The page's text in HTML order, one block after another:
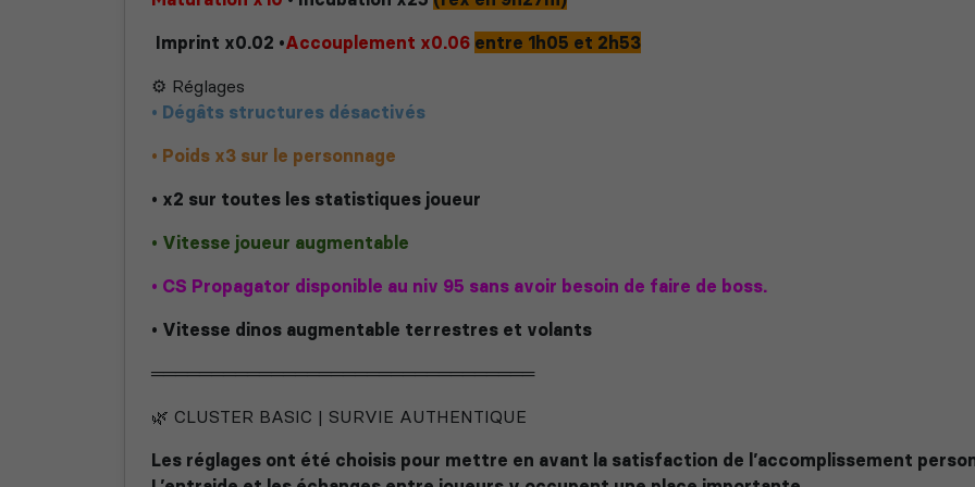
Imprint x0.02 •Accouplement x0.06 entre 1h05 et 2h53
⚙️ Réglages
• Dégâts structures désactivés
• Poids x3 sur le personnage
• x2 sur toutes les statistiques joueur
• Vitesse joueur augmentable
• CS Propagator disponible au niv 95 sans avoir besoin de faire de boss.
• Vitesse dinos augmentable terrestres et volants
════════════════════════════════
🌿 CLUSTER BASIC | SURVIE AUTHENTIQUE
Les réglages ont été choisis pour mettre en avant la satisfaction de l’accomplissement